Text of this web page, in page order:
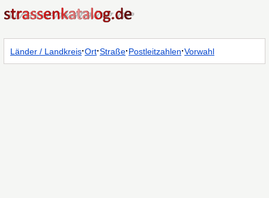
Länder / Landkreis·Ort·Straße·Postleitzahlen·Vorwahl